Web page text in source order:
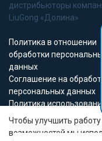
дистрибьюторы
LiuGong «Долина»
Политика в отношении
обработки персональных
данных
Соглашение на
персональных данных
Политика использования
Cookie-файлов
Все материалы данного
Чтобы улучшить
возможностей мы